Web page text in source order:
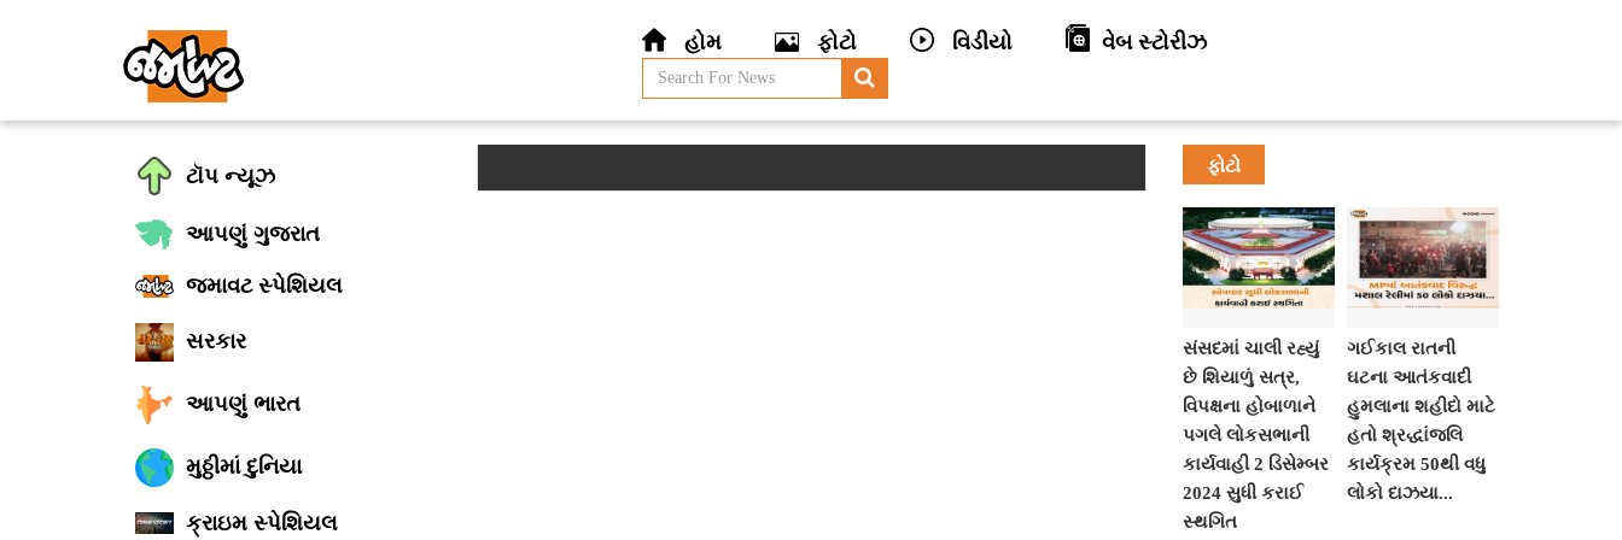
હોમ ફોટો વિડીયો વેબ સ્ટોરીઝ
ટૉપ ન્યૂઝ
આપણું ગુજરાત
જમાવટ સ્પેશિયલ
સરકાર
આપણું ભારત
મુઠ્ઠીમાં દુનિયા
ક્રાઇમ સ્પેશિયલ
ફોટો
સંસદમાં ચાલી રહ્યું
છે શિયાળું સત્ર,
વિપક્ષના હોબાળાને
પગલે લોકસભાની
કાર્યવાહી 2 ડિસેમ્બર
2024 સુધી કરાઈ
સ્થગિત
ગઈકાલ રાતની
ઘટના આતંકવાદી
હુમલાના શહીદો માટે
હતો શ્રદ્ધાંજલિ
કાર્યક્રમ 50થી વધુ
લોકો દાઝયા...